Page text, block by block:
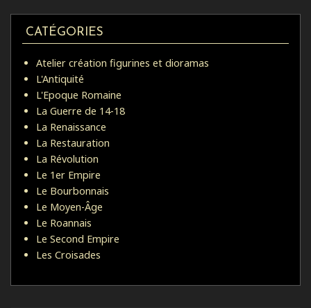
CATÉGORIES
Atelier création figurines et dioramas
L'Antiquité
L'Epoque Romaine
La Guerre de 14-18
La Renaissance
La Restauration
La Révolution
Le 1er Empire
Le Bourbonnais
Le Moyen-Âge
Le Roannais
Le Second Empire
Les Croisades